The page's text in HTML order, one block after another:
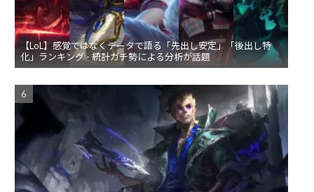
【LoL】感覚ではなくデータで語る「先出し安定」「後出し特
化」ランキング - 統計ガチ勢による分析が話題